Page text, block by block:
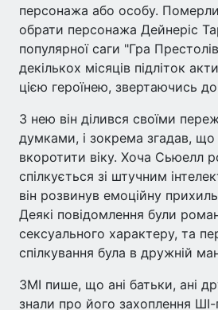
персонажа або особу.
обрати персонажа Дейнеріс
популярної саги "Гра
декількох місяців підліток
цією героїнею, звертаючись до
З нею він ділився своїми
думками, і зокрема згадав, що
вкоротити віку. Хоча Сьюелл
спілкується зі штучним
він розвинув емоційну
Деякі повідомлення були
сексуального характеру, та
спілкування була в дружній
ЗМІ пише, що ані батьки, ані
знали про його захоплення